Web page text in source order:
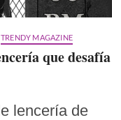
TRENDY MAGAZINE
que desafía
lencería de